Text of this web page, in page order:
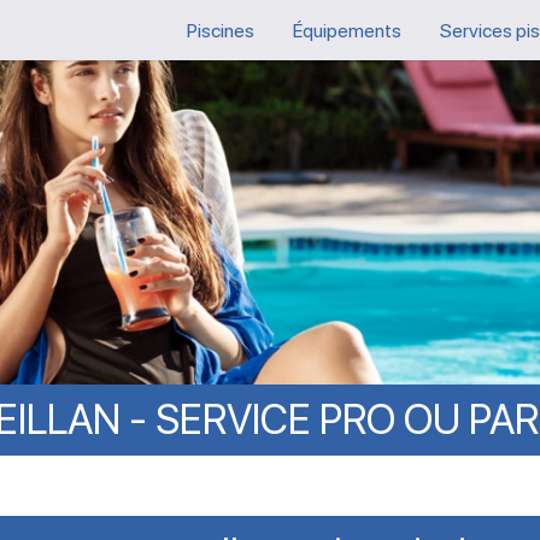
Piscines Équipements Services
- SERVICE PRO OU